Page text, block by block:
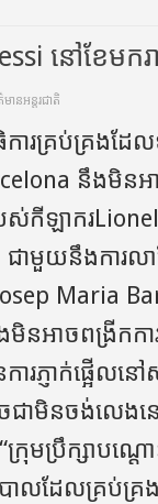
នៅខែមករា
ានអន្តរជាតិ
ការគ្រប់គ្រងដ
នឹងមិនអ
ស់កីឡាករ
ជាមួយនឹងការ
Maria
ាចពង្រីកការស
ារភ្ញាក់ផ្អើល
ជាមិនចង់លេង
រុមប្រឹក្សាបណ្ត
ាលដែលគ្រប់គ្រ